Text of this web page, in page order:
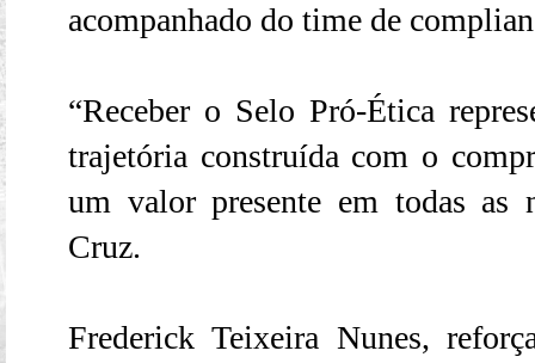
acompanhado do time de
“Receber o Selo Pró-Ética
trajetória construída com o
um valor presente em todas as
Cruz.
Frederick Teixeira Nunes,